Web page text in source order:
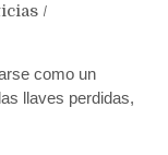
/
como un
llaves perdidas,